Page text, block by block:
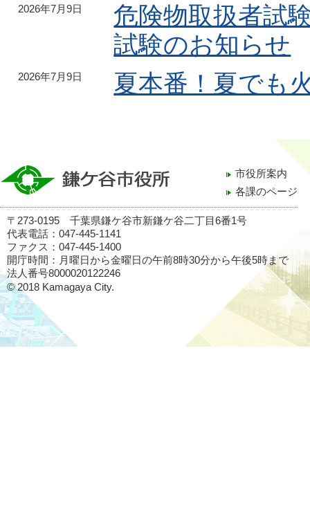
2026年7月9日
危険物取扱者試
試験のお知らせ
2026年7月9日 夏本番！夏でも
市役所案内
各課のページ
〒273-0195 千葉県鎌ケ谷市新鎌ケ谷二丁目6番1号
代表電話：047-445-1141
ファクス：047-445-1400
開庁時間：月曜日から金曜日の午前8時30分から午後5時まで
法人番号8000020122246
© 2018 Kamagaya City.